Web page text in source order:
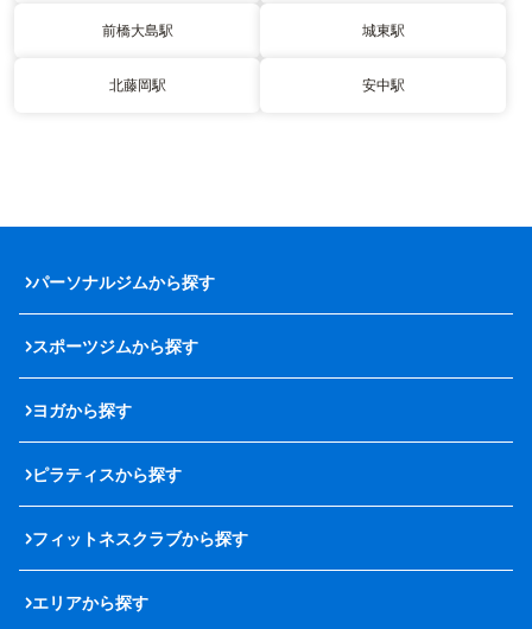
前橋大島駅 城東駅
北藤岡駅 安中駅
パーソナルジムから探す
スポーツジムから探す
ヨガから探す
ピラティスから探す
フィットネスクラブから探す
エリアから探す